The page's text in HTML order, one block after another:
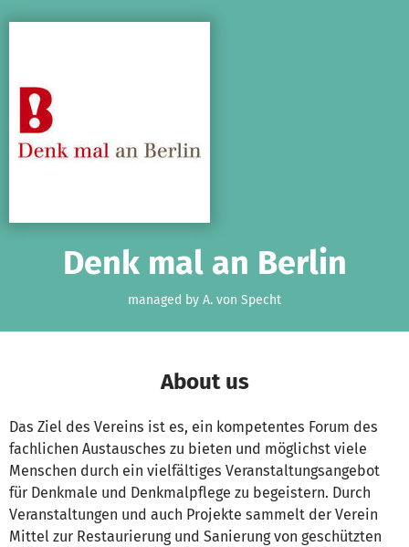
Denk mal an Berlin
managed by A. von Specht
About us
Das Ziel des Vereins ist es, ein kompetentes Forum des
fachlichen Austausches zu bieten und möglichst viele
Menschen durch ein vielfältiges Veranstaltungsangebot
für Denkmale und Denkmalpflege zu begeistern. Durch
Veranstaltungen und auch Projekte sammelt der Verein
Mittel zur Restaurierung und Sanierung von geschützten